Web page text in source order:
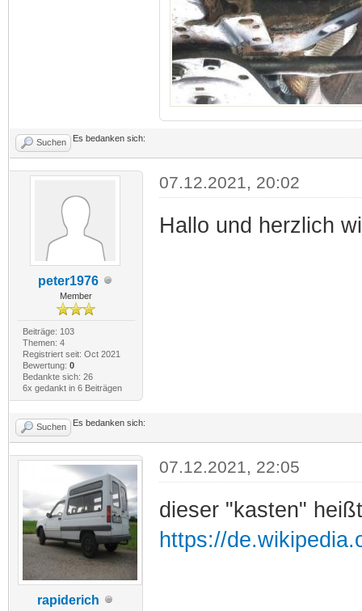
Suchen Es bedanken sich:
peter1976
Member
Beiträge: 103
Themen: 4
Registriert seit: Oct 2021
Bewertung: 0
Bedankte sich: 26
6x gedankt in 6 Beiträgen
07.12.2021, 20:02
Hallo und herzlich
Suchen Es bedanken sich:
rapiderich
07.12.2021, 22:05
dieser "kasten"
https://